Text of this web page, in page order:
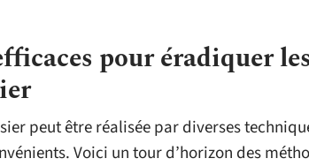
pour éradiquer
peut être réalisée par diverses
Voici un tour d’horizon des